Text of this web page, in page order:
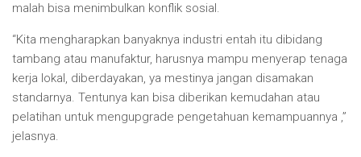
malah bisa menimbulkan konflik sosial.
“Kita mengharapkan banyaknya industri entah itu dibidang
tambang atau manufaktur, harusnya mampu menyerap tenaga
kerja lokal, diberdayakan, ya mestinya jangan disamakan
standarnya. Tentunya kan bisa diberikan kemudahan atau
pelatihan untuk mengupgrade pengetahuan kemampuannya ,”
jelasnya.